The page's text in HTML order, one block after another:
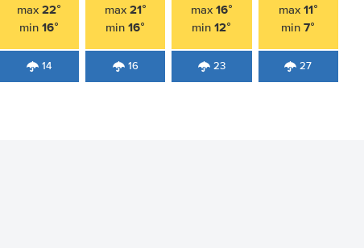
max 22°
min 16°
14
max 21°
min16°
16
max 16°
min12°
23
max 11°
min7°
27